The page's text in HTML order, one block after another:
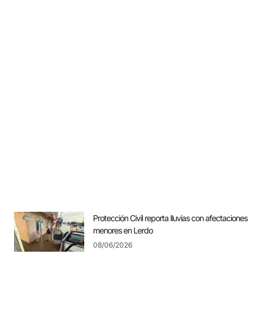
Protección Civil reporta lluvias con afectaciones
menores en Lerdo
08/06/2026